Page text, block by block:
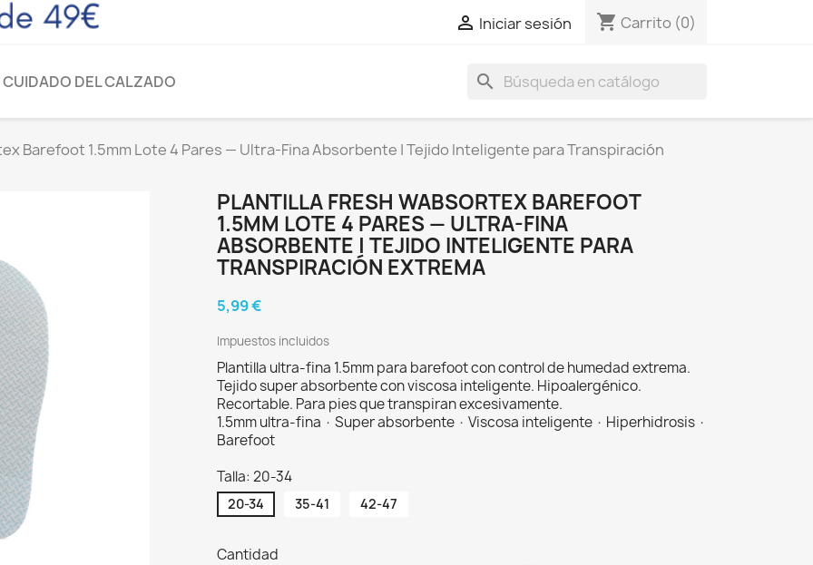
 Iniciar sesión shopping_cart Carrito (0)
CUIDADO DEL CALZADO search
Barefoot 1.5mm Lote 4 Pares — Ultra-Fina Absorbente | Tejido Inteligente para Transpiración
PLANTILLA FRESH WABSORTEX BAREFOOT
1.5MM LOTE 4 PARES — ULTRA-FINA
ABSORBENTE | TEJIDO INTELIGENTE PARA
TRANSPIRACIÓN EXTREMA
5,99 €
Impuestos incluidos
Plantilla ultra-fina 1.5mm para barefoot con control de humedad extrema.
Tejido super absorbente con viscosa inteligente. Hipoalergénico.
Recortable. Para pies que transpiran excesivamente.
1.5mm ultra-fina · Super absorbente · Viscosa inteligente · Hiperhidrosis ·
Barefoot
Talla: 20-34
20-34 35-41 42-47
Cantidad